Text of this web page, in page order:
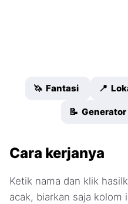
🦄 Fantasi 📍
📝
Cara kerjanya
Ketik nama dan klik
acak, biarkan saja kolom